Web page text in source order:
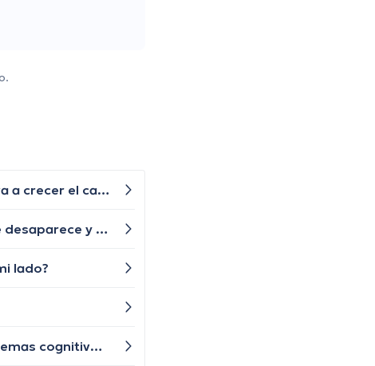
Hola una pregunta mi hermana le diagnosticaron alopecia universal tiene algún tratamiento para q le vuelva a crecer el cabello las cejas y pestañas , aunque ya le están creciendo de a poquito pero lento y chiquititos pelitos blancos y unos negros con las cejas y pestañas igual algún tratamiento q le ayude a crecer o esa enfermedad ya no tiene tratamiento?
Buenas noches mi sobrino tiene 5 años y presenta una bolita en un párpado inferior que por momentos se desaparece y nuevamente le vuelve aparecer, qué especialista nos puede ayudar?
lado?
Últimamente, he tenido problemas de concentración y memoria. ¿Hay alguna explicación para estos problemas cognitivos?